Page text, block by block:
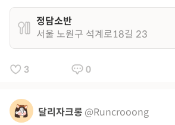
정담소반
서울 노원구 석계로18길 23
3 0
달리자크롱 @Runcrooong